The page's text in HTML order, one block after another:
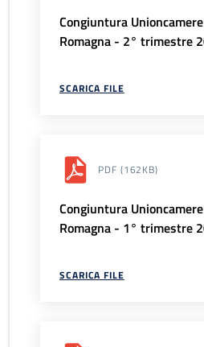
Congiuntura
Romagna - 2° trimestre
SCARICA FILE
PDF (162KB)
Congiuntura
Romagna - 1° trimestre
SCARICA FILE